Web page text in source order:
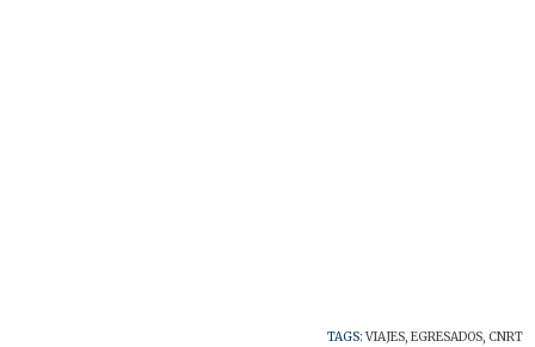
TAGS: VIAJES, EGRESADOS, CNRT